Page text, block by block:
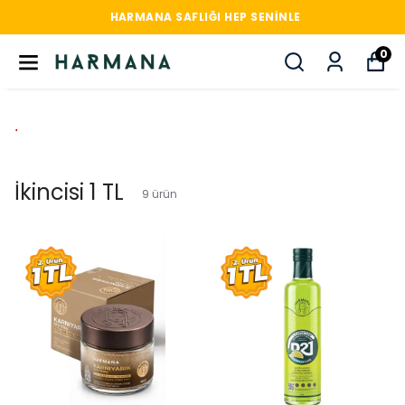
HARMANA SAFLIĞI HEP SENINLE
0
.
İkincisi 1 TL 9 ürün